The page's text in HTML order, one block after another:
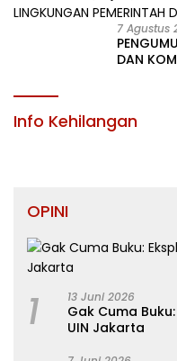
7 Agustus
DAN
Info Kehilangan
OPINI
1 13 Juni 2026
Gak Cuma
UIN Jakarta